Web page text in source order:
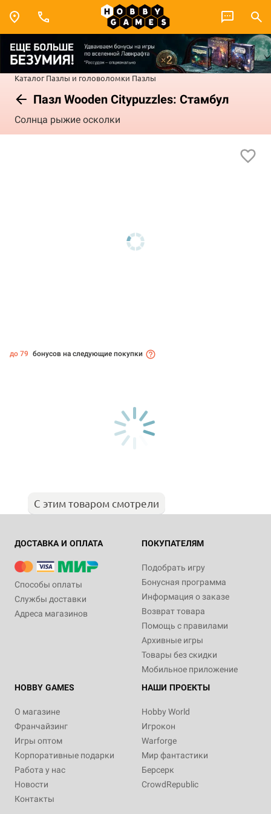
Каталог Пазлы и головоломки Пазлы
Пазл Wooden Citypuzzles: Стамбул
Солнца рыжие осколки
до 79 бонусов на следующие покупки
С этим товаром смотрели
ДОСТАВКА И ОПЛАТА
Способы оплаты
Службы доставки
Адреса магазинов
ПОКУПАТЕЛЯМ
Подобрать игру
Бонусная программа
Информация о заказе
Возврат товара
Помощь с правилами
Архивные игры
Товары без скидки
Мобильное приложение
HOBBY GAMES
О магазине
Франчайзинг
Игры оптом
Корпоративные подарки
Работа у нас
Новости
Контакты
НАШИ ПРОЕКТЫ
Hobby World
Игрокон
Warforge
Мир фантастики
Берсерк
CrowdRepublic